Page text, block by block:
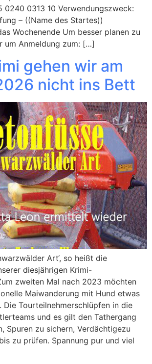
0240 0313 10 Verwendungszweck:
– ((Name des Startes))
Wochenende Um besser planen zu
um Anmeldung zum: […]
gehen wir am
nicht ins Bett
Art‘, so heißt die
diesjährigen Krimi-
zweiten Mal nach 2023 möchten
Maiwanderung mit Hund etwas
Die Tourteilnehmerschlüpfen in die
und es gilt den Tathergang
Spuren zu sichern, Verdächtigezu
zu prüfen. Spannung pur und viel